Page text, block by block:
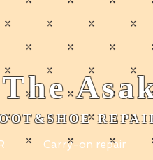
The
Carry-on repair